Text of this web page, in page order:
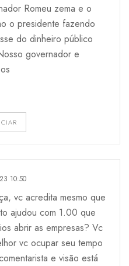
Romeu zema e o
o presidente fazendo
do dinheiro público
governador e
10:50
vc acredita mesmo que
ajudou com 1.00 que
abrir as empresas? Vc
vc ocupar seu tempo
e visão está